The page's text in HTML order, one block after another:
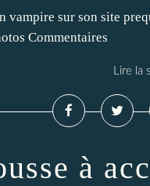
vampire sur son site
Commentaires
Lire la
à